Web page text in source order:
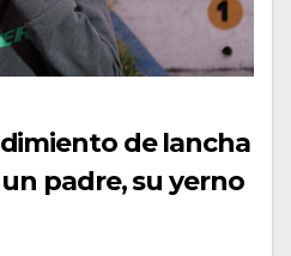
de lancha
padre, su yerno